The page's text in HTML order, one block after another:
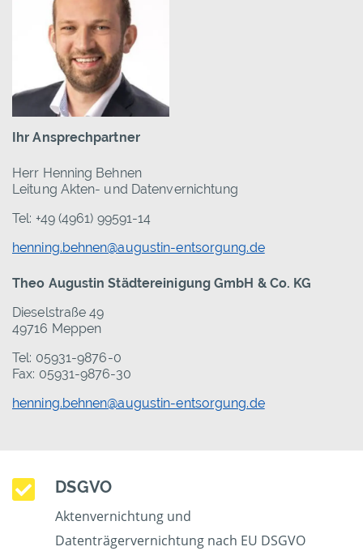
Ihr Ansprechpartner
Herr Henning Behnen
Leitung Akten- und Datenvernichtung
Tel: +49 (4961) 99591-14
henning.behnen@augustin-entsorgung.de
Theo Augustin Städtereinigung GmbH & Co. KG
Dieselstraße 49
49716 Meppen
Tel: 05931-9876-0
Fax: 05931-9876-30
henning.behnen@augustin-entsorgung.de
DSGVO
Aktenvernichtung und
Datenträgervernichtung nach EU DSGVO